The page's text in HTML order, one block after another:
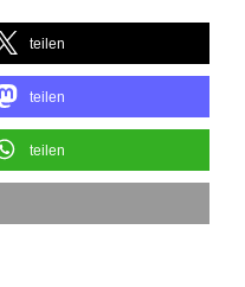
teilen
teilen
teilen